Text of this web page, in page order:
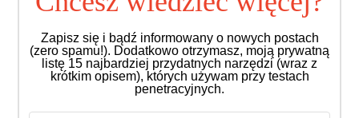
Zapisz się i bądź informowany o nowych postach
(zero spamu!). Dodatkowo otrzymasz, moją prywatną
listę 15 najbardziej przydatnych narzędzi (wraz z
krótkim opisem), których używam przy testach
penetracyjnych.